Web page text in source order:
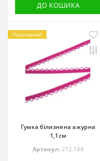
ДО КОШИКА
Популярний
Гумка білизняна ажурна
1,1см
Артикул:212.184